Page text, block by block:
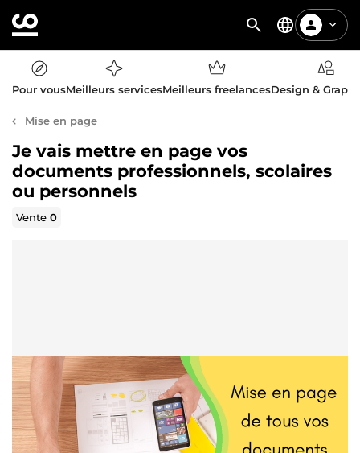
Pour vousMeilleurs servicesMeilleurs freelancesDesign &
Mise en page
Je vais mettre en page vos
documents professionnels, scolaires
ou personnels
Vente0